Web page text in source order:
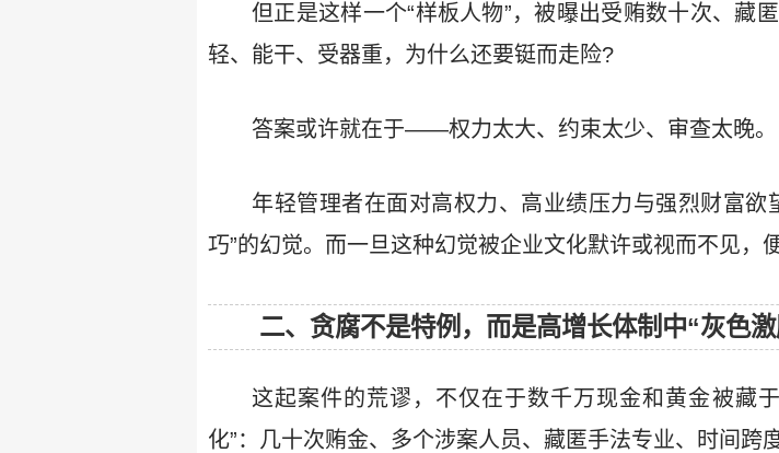
但正是这样一个“样板人物”，被曝出受贿数十次、藏
轻、能干、受器重，为什么还要铤而走险?
答案或许就在于——权力太大、约束太少、审查太晚。
年轻管理者在面对高权力、高业绩压力与强烈财富欲
巧”的幻觉。而一旦这种幻觉被企业文化默许或视而不见，
二、贪腐不是特例，而是高增长体制中“灰色
这起案件的荒谬，不仅在于数千万现金和黄金被藏
化”：几十次贿金、多个涉案人员、藏匿手法专业、时间跨